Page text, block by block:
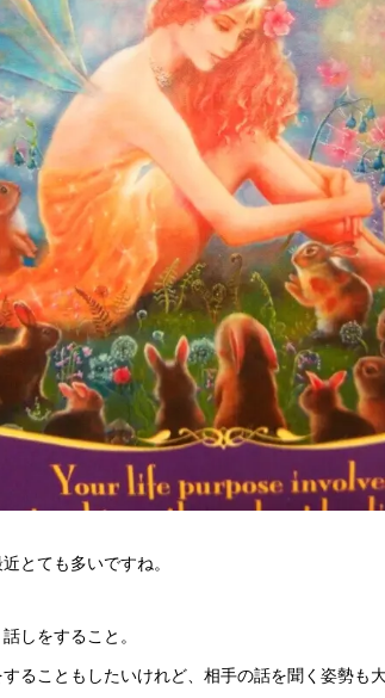
とても多いですね。
しをすること。
ることもしたいけれど、相手の話を聞く姿勢も大